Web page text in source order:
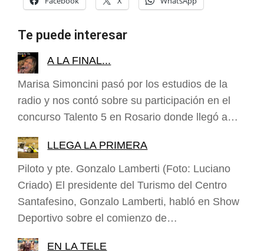
Te puede interesar
A LA FINAL...
Marisa Simoncini pasó por los estudios de la
radio y nos contó sobre su participación en el
concurso Talento 5 en Rosario donde llegó a…
LLEGA LA PRIMERA
Piloto y pte. Gonzalo Lamberti (Foto: Luciano
Criado) El presidente del Turismo del Centro
Santafesino, Gonzalo Lamberti, habló en Show
Deportivo sobre el comienzo de…
EN LA TELE